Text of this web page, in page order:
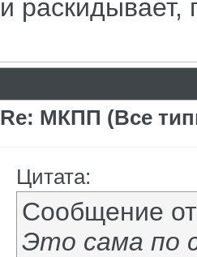
и раскидывает,
Re: МКПП (Все
Цитата:
Сообщение
Это сама по